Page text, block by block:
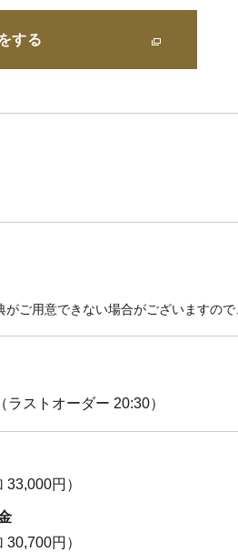
する
ご用意できない場合がございますので
ラストオーダー 20:30）
円）
円）